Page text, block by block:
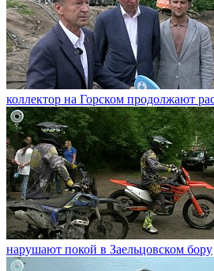
коллектор на Горском продолжают
нарушают покой в Заельцовском бору